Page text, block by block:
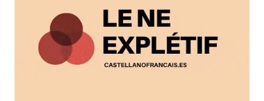
De actualidad
Euskaldunak gara